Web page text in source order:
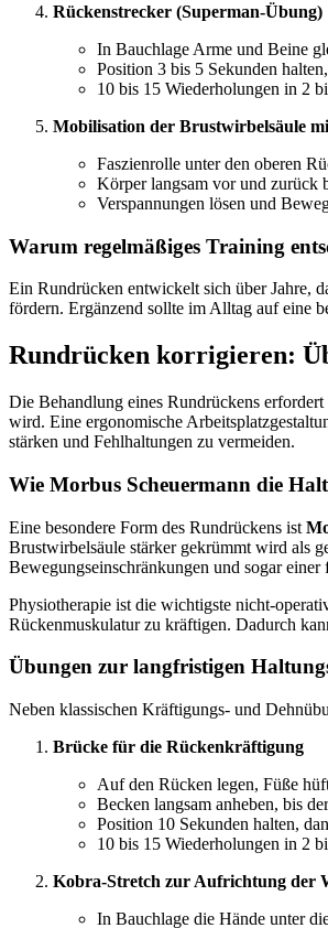
Rückenstrecker (Superman-Übung)
In Bauchlage Arme und Beine
Position 3 bis 5 Sekunden
10 bis 15 Wiederholungen in 2
Mobilisation der Brustwirbelsäule
Faszienrolle unter den oberen
Körper langsam vor und zurück
Verspannungen lösen und
Warum regelmäßiges Training
Ein Rundrücken entwickelt sich über Jahre,
fördern. Ergänzend sollte im Alltag auf eine
Rundrücken korrigieren:
Die Behandlung eines Rundrückens
wird. Eine ergonomische
stärken und Fehlhaltungen zu vermeiden.
Wie Morbus Scheuermann die
Eine besondere Form des Rundrückens ist
Brustwirbelsäule stärker gekrümmt wird als
Bewegungseinschränkungen und sogar
Physiotherapie ist die wichtigste nicht-
Rückenmuskulatur zu kräftigen. Dadurch
Übungen zur langfristigen
Neben klassischen Kräftigungs- und
Brücke für die Rückenkräftigung
Auf den Rücken legen, Füße
Becken langsam anheben, bis
Position 10 Sekunden halten,
10 bis 15 Wiederholungen in 2
Kobra-Stretch zur Aufrichtung der
In Bauchlage die Hände unter